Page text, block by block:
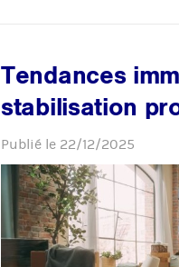
Tendances
stabilisation
Publié le 22/12/2025